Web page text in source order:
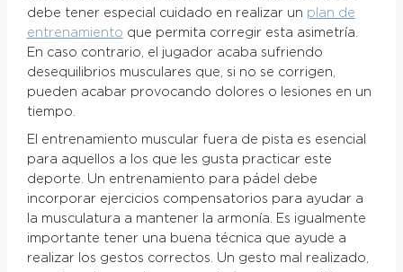
debe tener especial cuidado en realizar un plan de
entrenamiento que permita corregir esta asimetría.
En caso contrario, el jugador acaba sufriendo
desequilibrios musculares que, si no se corrigen,
pueden acabar provocando dolores o lesiones en un
tiempo.
El entrenamiento muscular fuera de pista es esencial
para aquellos a los que les gusta practicar este
deporte. Un entrenamiento para pádel debe
incorporar ejercicios compensatorios para ayudar a
la musculatura a mantener la armonía. Es igualmente
importante tener una buena técnica que ayude a
realizar los gestos correctos. Un gesto mal realizado,